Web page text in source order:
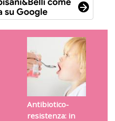
Antibiotico-
resistenza: in